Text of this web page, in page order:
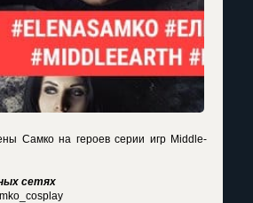
Самко на героев серии игр Middle-
сетях